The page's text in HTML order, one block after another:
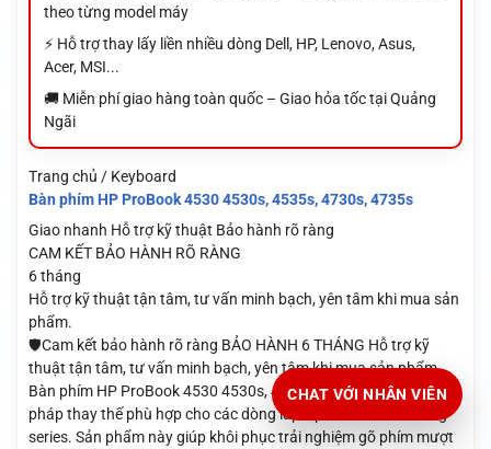
theo từng model máy
⚡ Hỗ trợ thay lấy liền nhiều dòng Dell, HP, Lenovo, Asus,
Acer, MSI...
🚚 Miễn phí giao hàng toàn quốc – Giao hỏa tốc tại Quảng
Ngãi
Trang chủ / Keyboard
Bàn phím HP ProBook 4530 4530s, 4535s, 4730s, 4735s
Giao nhanh Hỗ trợ kỹ thuật Bảo hành rõ ràng
CAM KẾT BẢO HÀNH RÕ RÀNG
6 tháng
Hỗ trợ kỹ thuật tận tâm, tư vấn minh bạch, yên tâm khi mua sản
phẩm.
🛡️Cam kết bảo hành rõ ràng BẢO HÀNH 6 THÁNG Hỗ trợ kỹ
thuật tận tâm, tư vấn minh bạch, yên tâm khi mua sản phẩm.
Bàn phím HP ProBook 4530 4530s, 4535s, 4730s, 4735s là giải
pháp thay thế phù hợp cho các dòng laptop HP ProBook cùng
series. Sản phẩm này giúp khôi phục trải nghiệm gõ phím mượt
CHAT VỚI NHÂN VIÊN